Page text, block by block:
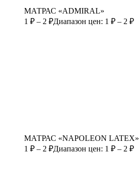
МАТРАС «ADMIRAL»
1 ₽ – 2 ₽Диапазон цен: 1 ₽ – 2 ₽
МАТРАС «NAPOLEON LATEX»
1 ₽ – 2 ₽Диапазон цен: 1 ₽ – 2 ₽